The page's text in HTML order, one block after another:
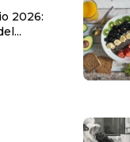
2026: